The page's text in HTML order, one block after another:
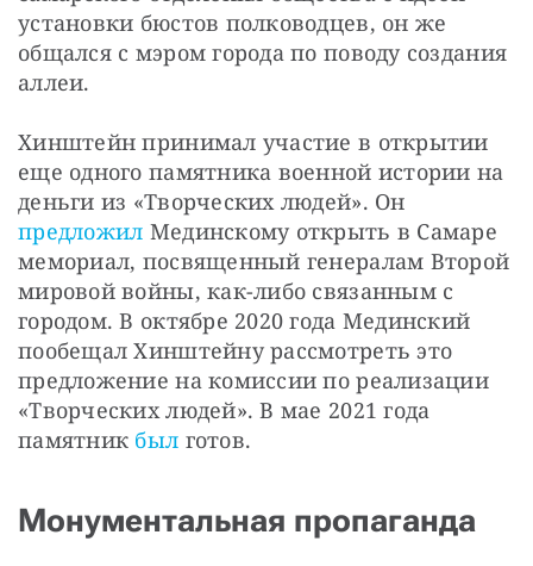
установки бюстов полководцев, он же
общался с мэром города по поводу создания
аллеи.
Хинштейн принимал участие в открытии
еще одного памятника военной истории на
предложил Мединскому открыть в Самаре
мемориал, посвященный генералам Второй
мировой войны, как-либо связанным с
городом. В октябре 2020 года Мединский
пообещал Хинштейну рассмотреть это
предложение на комиссии по реализации
«Творческих людей». В мае 2021 года
памятник был готов.
Монументальная пропаганда